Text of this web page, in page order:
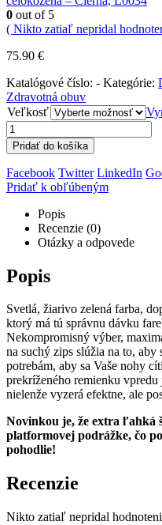
0 out of 5
( Nikto zatiaľ nepridal
75.90 €
Katalógové číslo: - Kategórie:
Zdravotná obuv
Veľkosť
Pridať do košíka
Facebook Twitter LinkedIn
Pridať k obľúbeným
Popis
Recenzie (0)
Otázky a odpovede
Popis
Svetlá, žiarivo zelená farba,
ktorý má tú správnu dávku
Nekompromisný výber,
na suchý zips slúžia na to,
potrebám, aby sa Vaše nohy
prekríženého remienku
nielenže vyzerá efektne, ale
Novinkou je, že extra ľahká
platformovej podrážke, čo
pohodlie!
Recenzie
Nikto zatiaľ nepridal